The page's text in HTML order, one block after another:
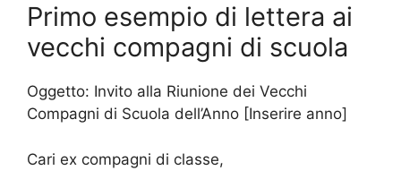
Primo esempio di lettera ai
vecchi compagni di scuola
Oggetto: Invito alla Riunione dei Vecchi
Compagni di Scuola dell’Anno [Inserire anno]
Cari ex compagni di classe,